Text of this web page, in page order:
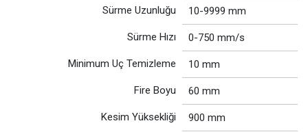
Sürme Uzunluğu 10-9999 mm
Sürme Hızı 0-750 mm/s
Minimum Uç Temizleme 10 mm
Fire Boyu 60 mm
Kesim Yüksekliği 900 mm